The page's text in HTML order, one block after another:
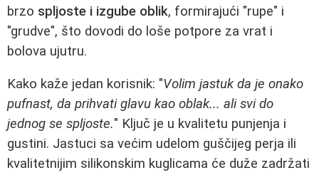
brzo spljoste i izgube oblik, formirajući "rupe" i
"grudve", što dovodi do loše potpore za vrat i
bolova ujutru.
Kako kaže jedan korisnik: "Volim jastuk da je onako
pufnast, da prihvati glavu kao oblak... ali svi do
jednog se spljoste." Ključ je u kvalitetu punjenja i
gustini. Jastuci sa većim udelom guščijeg perja ili
kvalitetnijim silikonskim kuglicama će duže zadržati